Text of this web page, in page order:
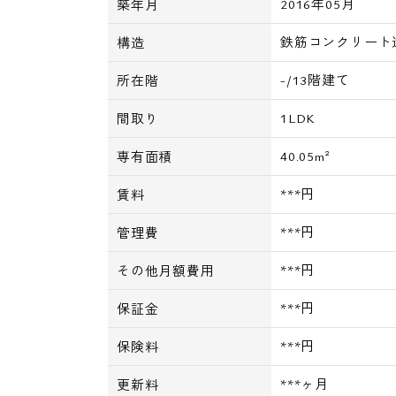
築年月 2016年05月
構造 鉄筋コンクリート
所在階 -/13階建て
間取り 1LDK
専有面積 40.05m²
賃料 ***円
管理費 ***円
その他月額費用 ***円
保証金 ***円
保険料 ***円
更新料 ***ヶ月